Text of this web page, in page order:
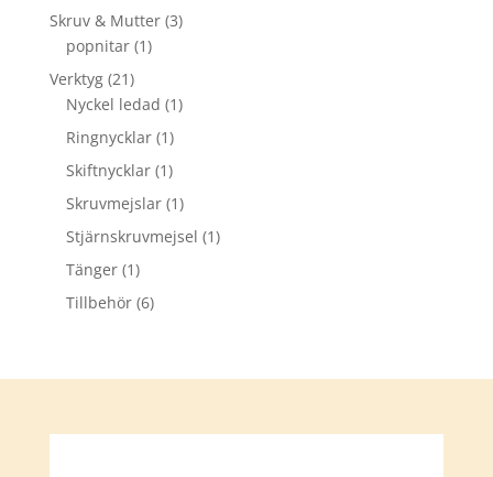
Skruv & Mutter (3)
popnitar (1)
Verktyg (21)
Nyckel ledad (1)
Ringnycklar (1)
Skiftnycklar (1)
Skruvmejslar (1)
Stjärnskruvmejsel (1)
Tänger (1)
Tillbehör (6)